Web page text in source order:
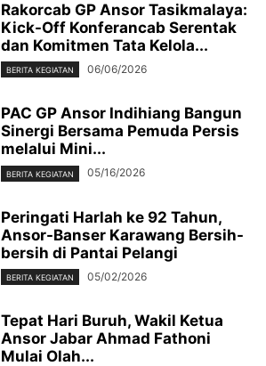
Rakorcab GP Ansor Tasikmalaya:
Kick-Off Konferancab Serentak
dan Komitmen Tata Kelola...
BERITA KEGIATAN 06/06/2026
PAC GP Ansor Indihiang Bangun
Sinergi Bersama Pemuda Persis
melalui Mini...
BERITA KEGIATAN 05/16/2026
Peringati Harlah ke 92 Tahun,
Ansor-Banser Karawang Bersih-
bersih di Pantai Pelangi
BERITA KEGIATAN 05/02/2026
Tepat Hari Buruh, Wakil Ketua
Ansor Jabar Ahmad Fathoni
Mulai Olah...